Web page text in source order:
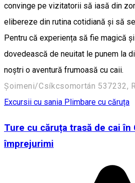
convinge pe vizitatorii să iasă din
elibereze din rutina cotidiană și să
Pentru că experiența să fie magică
dovedească de neuitat le punem la
noștri o aventură frumoasă cu caii.
Șoimeni/Csíkcsomortán 537232,
Excursii cu sania Plimbare cu căruța
Ture cu căruța trasă de cai în
împrejurimi